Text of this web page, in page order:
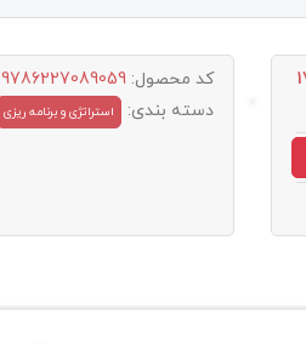
کد محصول: 9786227089059
دسته بندی:
استراتژی و برنامه ریزی